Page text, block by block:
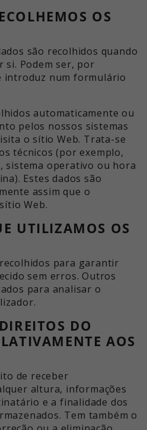
OS
são recolhidos quando
si. Podem ser, por
introduz num formulário
automaticamente ou
pelos nossos sistemas
o sítio Web. Trata-se
técnicos (por exemplo,
sistema operativo ou hora
Estes dados são
assim que o
Web.
UTILIZAMOS OS
para garantir
sem erros. Outros
para analisar o
DO
AOS
de receber
altura, informações
e a finalidade dos
Tem também o